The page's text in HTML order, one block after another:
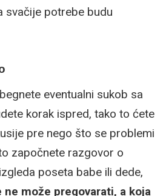
svačije potrebe budu
eventualni sukob sa
korak ispred, tako to ćete
pre nego što se problemi
započnete razgovor o
poseta babe ili dede,
ne može pregovarati, a koja